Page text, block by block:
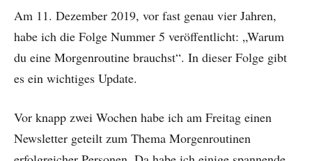
Am 11. Dezember 2019, vor fast genau vier Jahren,
habe ich die Folge Nummer 5 veröffentlicht: „Warum
du eine Morgenroutine brauchst“. In dieser Folge gibt
es ein wichtiges Update.
Vor knapp zwei Wochen habe ich am Freitag einen
Newsletter geteilt zum Thema Morgenroutinen